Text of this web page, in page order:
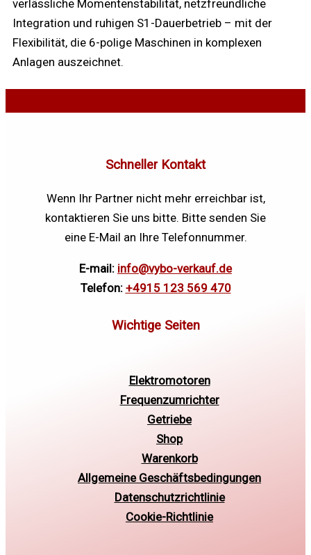
verlässliche Momentenstabilität, netzfreundliche
Integration und ruhigen S1-Dauerbetrieb – mit der
Flexibilität, die 6-polige Maschinen in komplexen
Anlagen auszeichnet.
Schneller Kontakt
Wenn Ihr Partner nicht mehr erreichbar ist,
kontaktieren Sie uns bitte. Bitte senden Sie
eine E-Mail an Ihre Telefonnummer.
E-mail: info@vybo-verkauf.de
Telefon: +4915 123 569 470
Elektromotoren
Frequenzumrichter
Getriebe
Shop
Warenkorb
Allgemeine Geschäftsbedingungen
Datenschutzrichtlinie
Cookie-Richtlinie